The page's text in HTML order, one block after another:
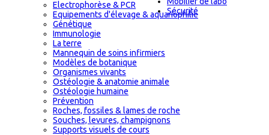
Sécurité
Electrophorèse & PCR
Equipements d'élevage & aquariophilie
Génétique
Immunologie
La terre
Mannequin de soins infirmiers
Modèles de botanique
Organismes vivants
Ostéologie & anatomie animale
Ostéologie humaine
Prévention
Roches, fossiles & lames de roche
Souches, levures, champignons
Supports visuels de cours